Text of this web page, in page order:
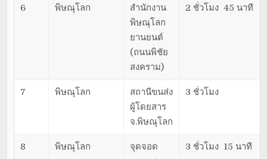
6 พิษณุโลก
สำนักงาน
พิษณุโลก
ยานยนต์
(ถนนพิชัย
สงคราม)
2 ชั่วโมง 45 นาที
7 พิษณุโลก
สถานีขนส่ง
ผู้โดยสาร
จ.พิษณุโลก
3 ชั่วโมง
8 พิษณุโลก
จุดจอด
3 ชั่วโมง 15 นาที